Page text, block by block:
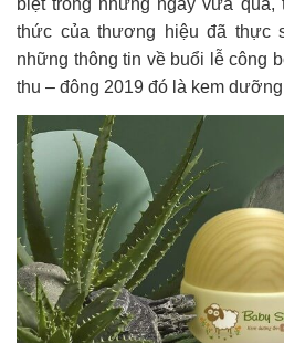
thức của thương hiệu đã thực
những thông tin về buổi lễ công
thu – đông 2019 đó là kem